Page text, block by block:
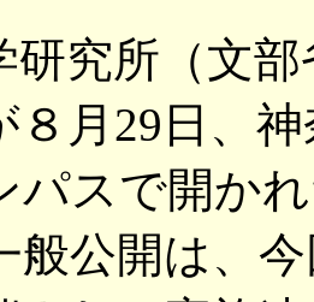
究所（文部
８月29日、
パスで開か
般公開は、